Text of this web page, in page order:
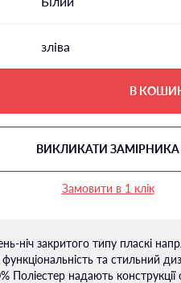
зліва
В
ВИКЛИКАТИ ЗАМІРНИКА
Замовити в 1 клік
ніч закритого типу пласкі
та стильний
Поліестер надають конструкції